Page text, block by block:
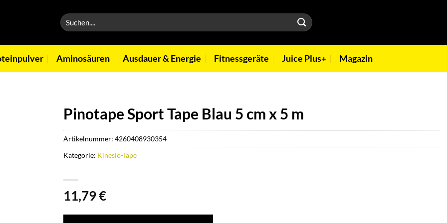
Suchen
nach:
Aminosäuren Ausdauer & Energie Fitnessgeräte Juice Plus+ Magazin
Pinotape Sport Tape Blau 5 cm x 5 m
11,79€
Artikelnummer: 4260408930354
Kategorie: Kinesio-Tape